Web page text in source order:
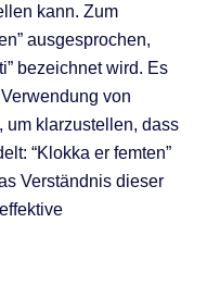
kann. Zum
ausgesprochen,
bezeichnet wird. Es
von
um klarzustellen, dass
“Klokka er femten”
Verständnis dieser